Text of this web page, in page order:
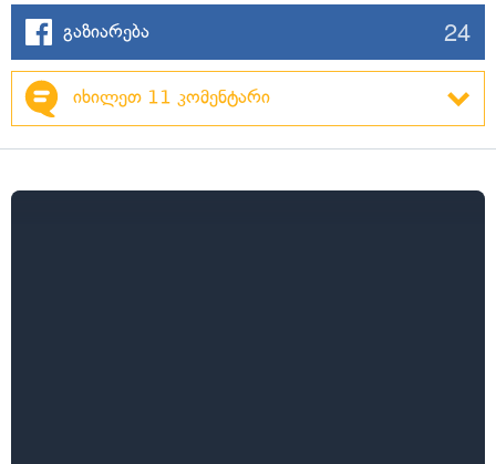
გაზიარება 24
იხილეთ 11 კომენტარი